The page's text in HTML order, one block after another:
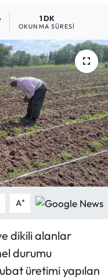
1 DK
OKUNMA SÜRESI
A+
dikili alanlar
durumu
üretimi yapılan